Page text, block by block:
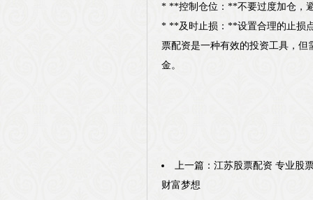
* **控制仓位：**不要过度加仓，
* **及时止损：**设置合理的止损
票配资是一种有效的投资工具，
金。
上一篇： 江苏股票配资 专业股
财富梦想